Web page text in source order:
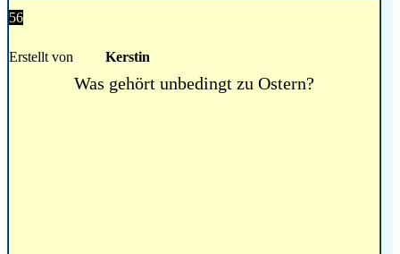
56
Erstellt von Kerstin
Was gehört unbedingt zu Ostern?